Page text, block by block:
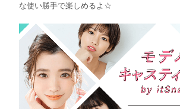
な使い勝手で楽しめるよ☆